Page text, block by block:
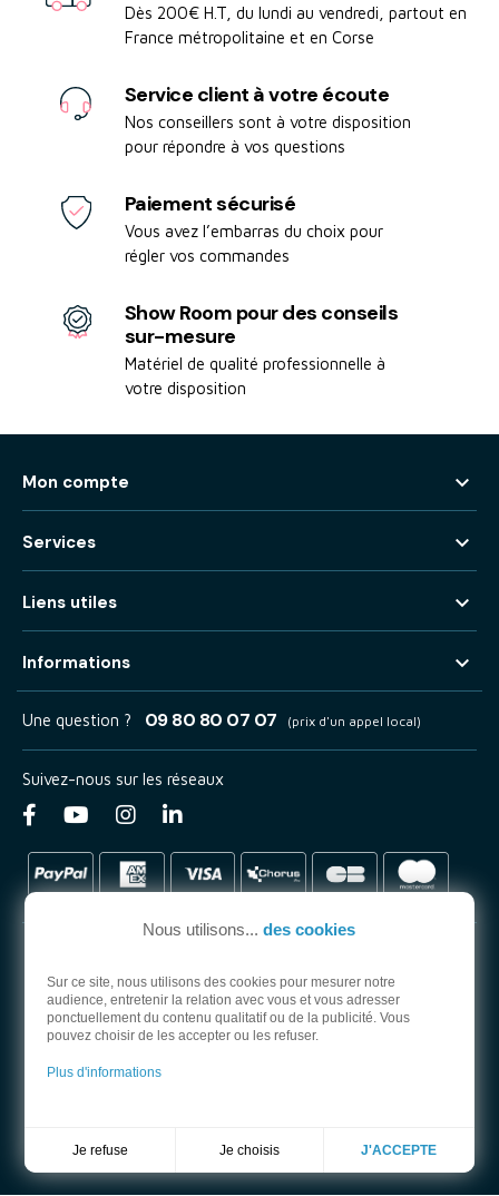
Dès 200€ H.T, du lundi au vendredi, partout en
France métropolitaine et en Corse
Service client à votre écoute
Nos conseillers sont à votre disposition
pour répondre à vos questions
Paiement sécurisé
Vous avez l’embarras du choix pour
régler vos commandes
Show Room pour des conseils
sur-mesure
Matériel de qualité professionnelle à
votre disposition
Mon compte 
Services 
Liens utiles 
Informations 
Nous utilisons... des cookies
Sur ce site, nous utilisons des cookies pour mesurer notre
audience, entretenir la relation avec vous et vous adresser
ponctuellement du contenu qualitatif ou de la publicité. Vous
pouvez choisir de les accepter ou les refuser.
Plus d'informations
Je refuse Je choisis J'ACCEPTE
Une question ? 09 80 80 07 07 (prix d'un appel local)
Suivez-nous sur les réseaux
PARTENAIRE OFFICIEL